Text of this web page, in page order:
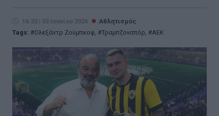
16:33 | 03 Ιουνίου 2026
Αθλητισμός
Tags:
Ολεξάντρ Ζούμπκοφ, Τραμπζονσπόρ, AEK